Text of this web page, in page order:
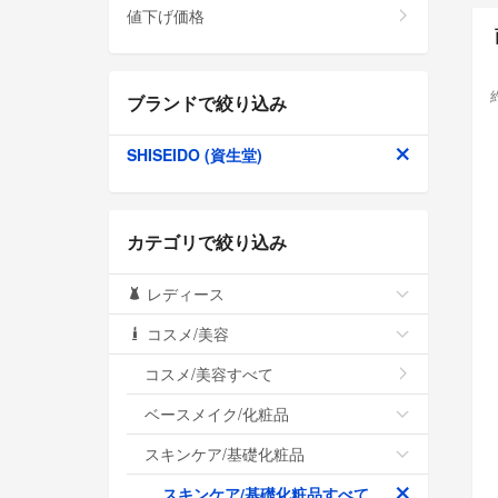
値下げ価格
ブランドで絞り込み
SHISEIDO (資生堂)
カテゴリで絞り込み
レディース
コスメ/美容
コスメ/美容すべて
ベースメイク/化粧品
スキンケア/基礎化粧品
スキンケア/基礎化粧品すべて